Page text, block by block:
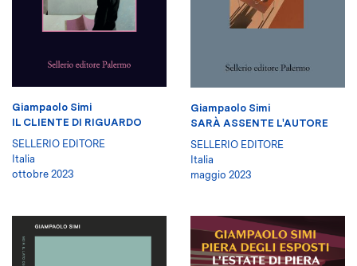
Giampaolo Simi
IL CLIENTE DI RIGUARDO
SELLERIO EDITORE
Italia
ottobre 2023
Giampaolo Simi
SARÀ ASSENTE L'AUTORE
SELLERIO EDITORE
Italia
maggio 2023